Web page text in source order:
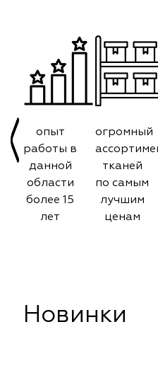
опыт
работы в
данной
области
более 15
лет
огромный
тканей
по самым
лучшим
ценам
Новинки